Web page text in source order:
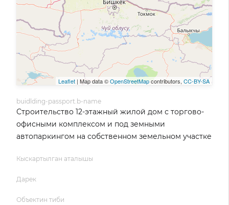
Leaflet | Map data ©OpenStreetMapcontributors, CC-BY-SA
buidlding-passport.b-name
Строительство 12-этажный жилой дом с торгово-
офисными комплексом и под земными
автопаркингом на собственном земельном участке
Кыскартылган аталышы
Дарек
Объектин тиби